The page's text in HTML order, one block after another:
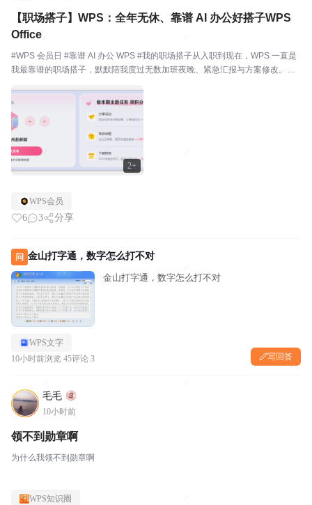
2+
【职场搭子】WPS：全年无休、靠谱 AI 办公好搭子WPS
Office
#WPS 会员日 #靠谱 AI 办公 WPS #我的职场搭子从入职到现在，WPS 一直是
我最靠谱的职场搭子，默默陪我度过无数加班夜晚、紧急汇报与方案修改。它
告、做 PPT，灵犀 AI...
WPS会员
6 3 分享
问 金山打字通，数字怎么打不对
金山打字通，数字怎么打不对
WPS文字
10小时前浏览 45评论 3 写回答
毛毛
10小时前
领不到勋章啊
为什么我领不到勋章啊
WPS知识圈